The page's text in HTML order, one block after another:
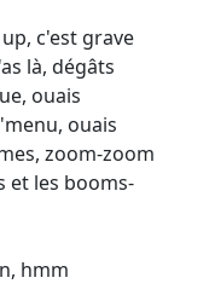
c'est grave
là, dégâts
ouais
ouais
zoom-zoom
et les booms-
hmm